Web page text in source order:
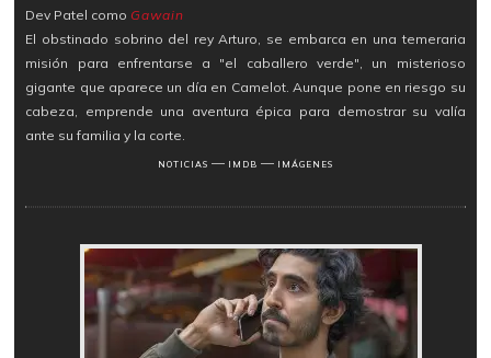
Dev Patel como Gawain
El obstinado sobrino del rey Arturo, se embarca en una temeraria
misión para enfrentarse a "el caballero verde", un misterioso
gigante que aparece un día en Camelot. Aunque pone en riesgo su
cabeza, emprende una aventura épica para demostrar su valía
ante su familia y la corte.
NOTICIAS ― IMDB ― IMÁGENES